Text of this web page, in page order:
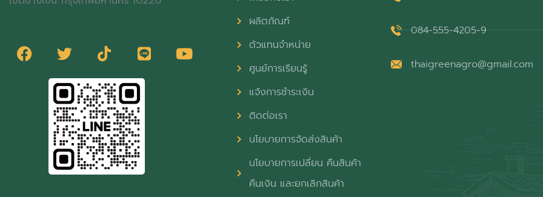
ผลิตภัณฑ์
ตัวแทนจำหน่าย
ศูนย์การเรียนรู้
แจ้งการชำระเงิน
ติดต่อเรา
นโยบายการจัดส่งสินค้า
นโยบายการเปลี่ยน คืนสินค้า
คืนเงิน และยกเลิกสินค้า
084-555-4205-9
thaigreenagro@gmail.com